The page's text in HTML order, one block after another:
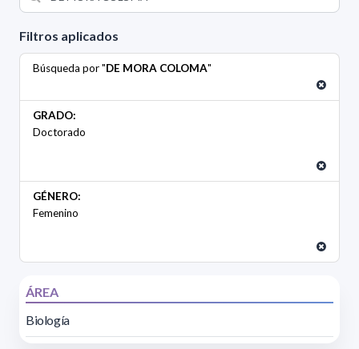
Filtros aplicados
Búsqueda por "DE MORA COLOMA"
GRADO:
Doctorado
GÉNERO:
Femenino
ÁREA
Biología